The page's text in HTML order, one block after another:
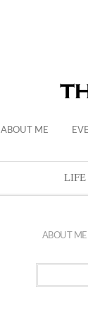
ABOUT ME
LIFE
ABOUT ME